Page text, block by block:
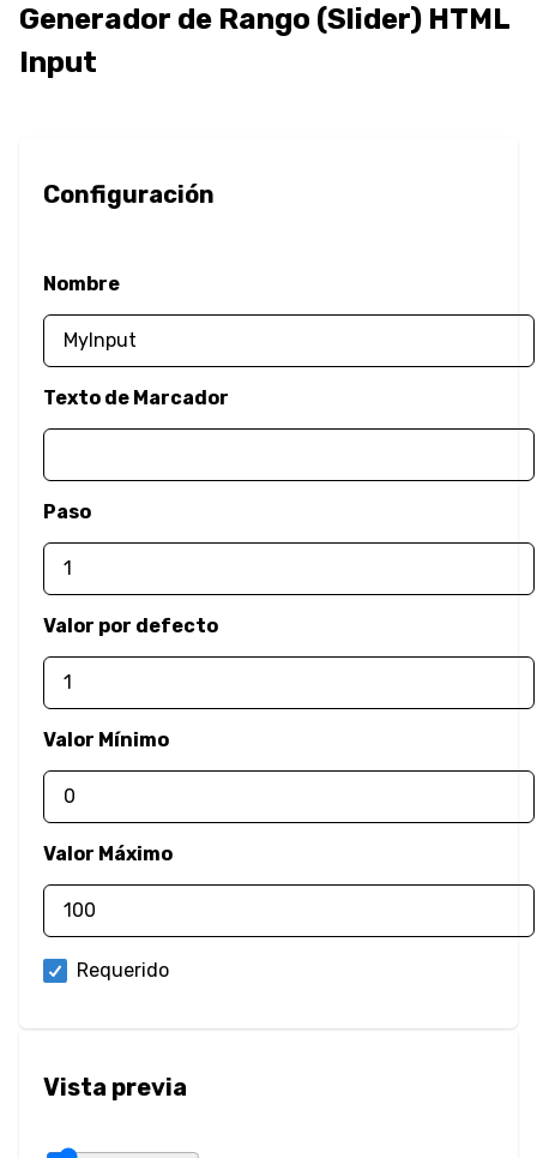
Imagen de
Caja
Contorno
Color
Color del Texto
Filter
Desenfoque
Brillo
Contraste
Sombra Paralela
Escala de Grises
Rotación de
Generador de Rango (Slider) HTML
Input
Configuración
Nombre
Texto de Marcador
Paso
Valor por defecto
Valor Mínimo
Valor Máximo
Requerido
Vista previa